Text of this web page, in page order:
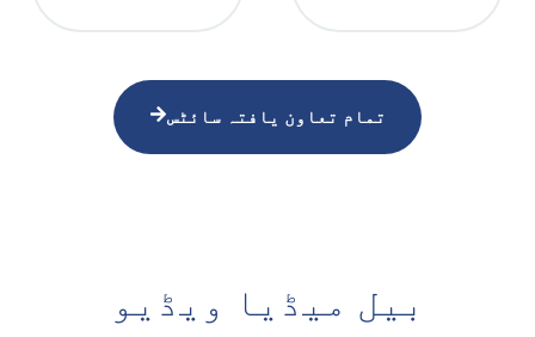
تمام تعاون یافتہ سائٹس
بیل میڈیا ویڈیو